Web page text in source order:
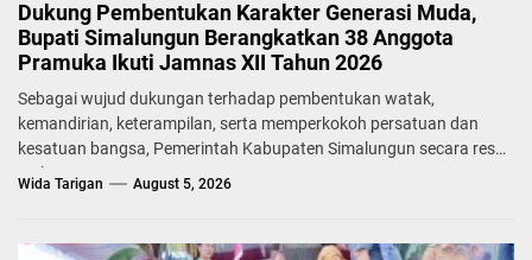
Dukung Pembentukan Karakter Generasi Muda,
Bupati Simalungun Berangkatkan 38 Anggota
Pramuka Ikuti Jamnas XII Tahun 2026
Sebagai wujud dukungan terhadap pembentukan watak,
kemandirian, keterampilan, serta memperkokoh persatuan dan
kesatuan bangsa, Pemerintah Kabupaten Simalungun secara resmi
melepas...
Wida Tarigan August 5, 2026